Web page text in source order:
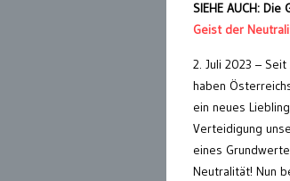
SIEHE AUCH:
Geist der
2. Juli 2023 –
haben
ein neues
Verteidigung
eines
Neutralität! Nun